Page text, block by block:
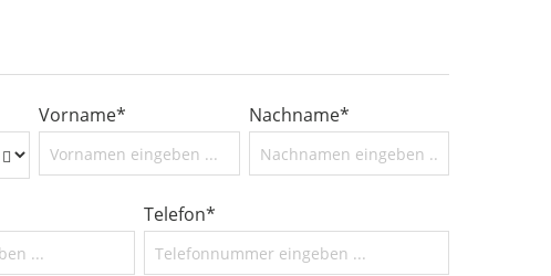
Vorname* Nachname*
Telefon*